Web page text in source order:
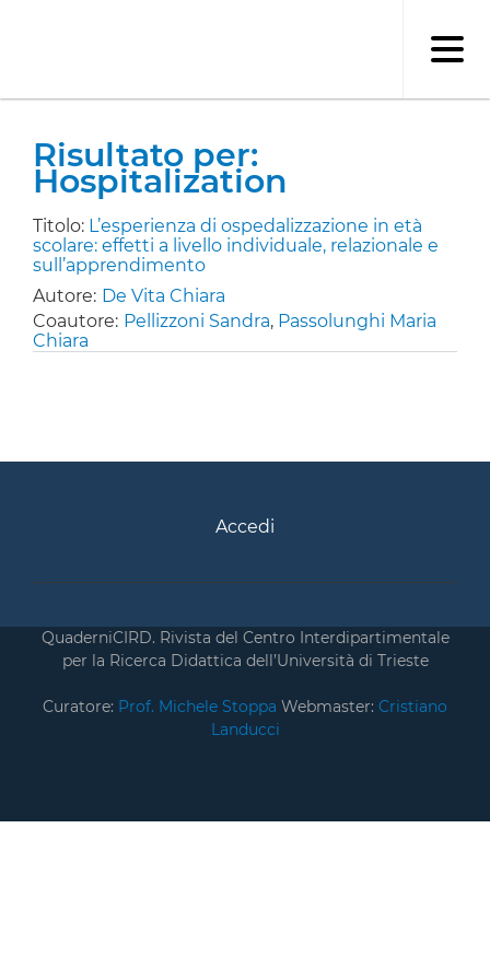
Risultato per:
Hospitalization
Titolo: L’esperienza di ospedalizzazione in età
scolare: effetti a livello individuale, relazionale e
sull’apprendimento
Autore: De Vita Chiara
Coautore: Pellizzoni Sandra, Passolunghi Maria
Chiara
Accedi
QuaderniCIRD. Rivista del Centro Interdipartimentale
per la Ricerca Didattica dell’Università di Trieste
Curatore: Prof. Michele Stoppa Webmaster: Cristiano
Landucci